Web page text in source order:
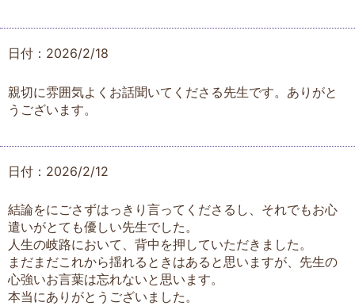
日付：2026/2/18
親切に雰囲気よくお話聞いてくださる先生です。ありがと
うございます。
日付：2026/2/12
結論をにごさずはっきり言ってくださるし、それでもお心
遣いがとても優しい先生でした。
人生の岐路において、背中を押していただきました。
まだまだこれから揺れるときはあると思いますが、先生の
心強いお言葉は忘れないと思います。
本当にありがとうございました。